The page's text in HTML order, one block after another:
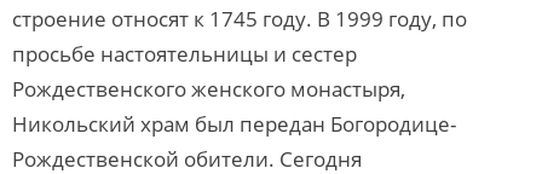
строение относят к 1745 году. В 1999 году, по
просьбе настоятельницы и сестер
Рождественского женского монастыря,
Никольский храм был передан Богородице-
Рождественской обители. Сегодня